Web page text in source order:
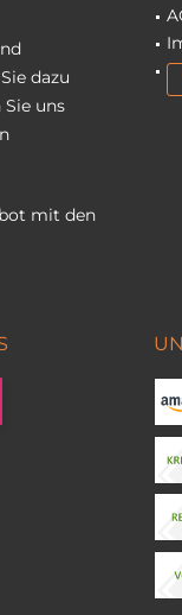
dazu
uns
mit den